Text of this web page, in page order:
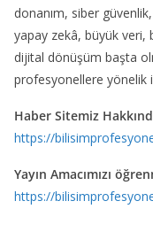
donanım, siber
yapay zekâ, büyük veri,
dijital dönüşüm başta
profesyonellere yönelik
Haber Sitemiz
https://
Yayın Amacımızı
https://